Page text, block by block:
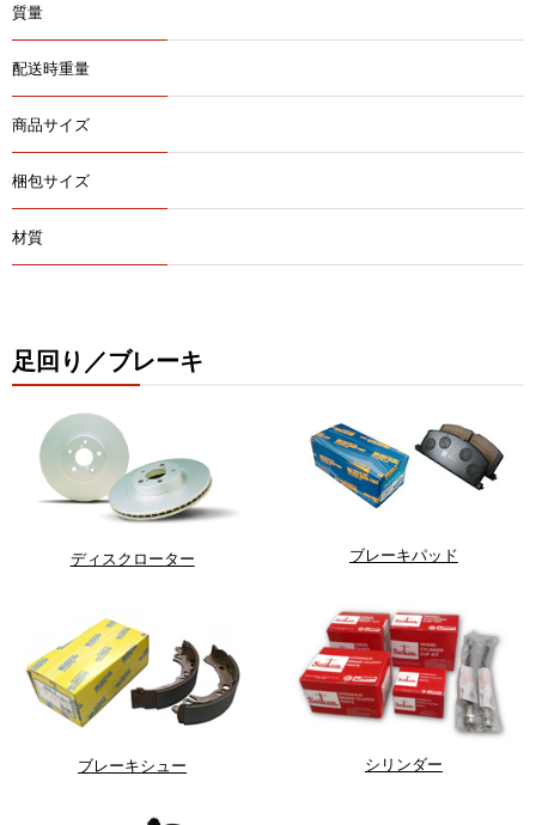
質量
配送時重量
商品サイズ
梱包サイズ
材質
足回り／ブレーキ
ディスクローター ブレーキパッド
ブレーキシュー シリンダー